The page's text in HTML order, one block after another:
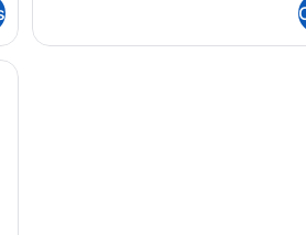
jumeaux
Chambre
un porche, une porte portant le